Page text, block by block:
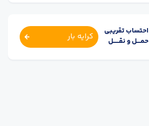
احتساب تقریبی
حمــــل و نقــــــل
کرایه بار